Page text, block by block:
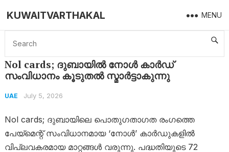
KUWAITVARTHAKAL MENU
Home UAE Nol cards; ദുബായിൽ നോൾ കാർഡ് സംവിധാനം കൂടുതൽ സ്മാർട്ടാകുന്നു
Nol cards; ദുബായിൽ നോൾ കാർഡ്
സംവിധാനം കൂടുതൽ സ്മാർട്ടാകുന്നു
UAE July 5, 2026
Nol cards; ദുബായിലെ പൊതുഗതാഗത രം​ഗത്തെ
പേയ്‌മെന്റ് സംവിധാനമായ ‘നോൾ’ കാർഡുകളിൽ
വിപ്ലവകരമായ മാറ്റങ്ങൾ വരുന്നു. പദ്ധതിയുടെ 72